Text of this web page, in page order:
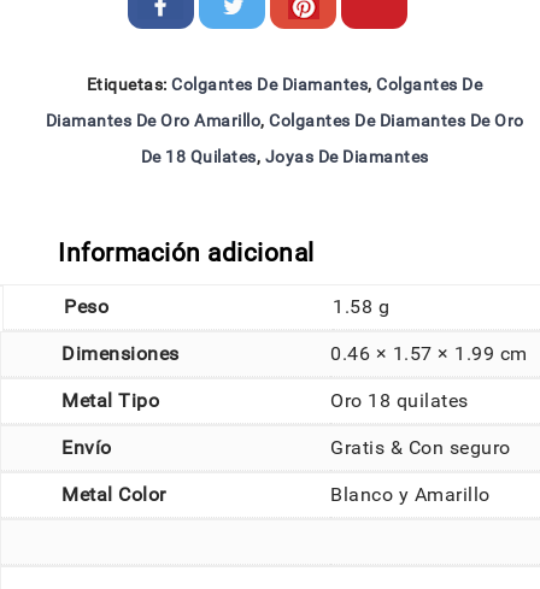
Etiquetas:Colgantes De Diamantes,Colgantes De
Diamantes De Oro Amarillo, Colgantes De Diamantes De Oro
De 18 Quilates, Joyas De Diamantes
Información adicional
Peso 1.58 g
Dimensiones 0.46 × 1.57 × 1.99 cm
Metal Tipo Oro 18 quilates
Envío Gratis & Con seguro
Metal Color Blanco y Amarillo